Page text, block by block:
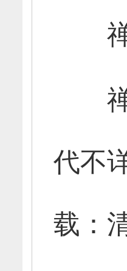
禅
禅
代不
载：